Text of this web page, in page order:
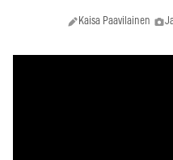
Kaisa Paavilainen